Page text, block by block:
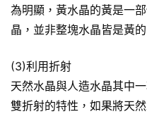
為明顯，黃水晶的黃是一
晶，並非整塊水晶皆是黃的
(3)利用折射
天然水晶與人造水晶其中
雙折射的特性，如果將天